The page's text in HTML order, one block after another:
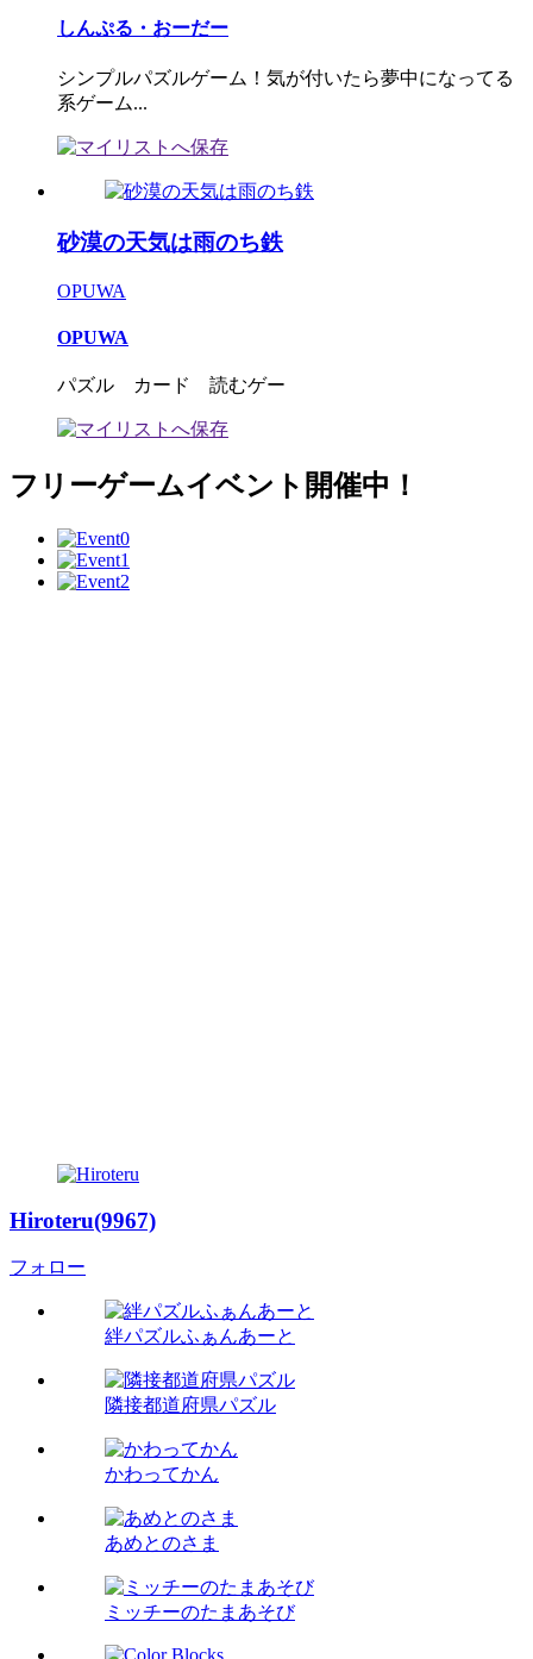
しんぷる・おーだー
シンプルパズルゲーム！気が付いたら夢中になってる
系ゲーム...
砂漠の天気は雨のち鉄
OPUWA
OPUWA
パズル カード 読むゲー
フリーゲームイベント開催中！
Hiroteru(9967)
フォロー
絆パズルふぁんあーと
隣接都道府県パズル
かわってかん
あめとのさま
ミッチーのたまあそび